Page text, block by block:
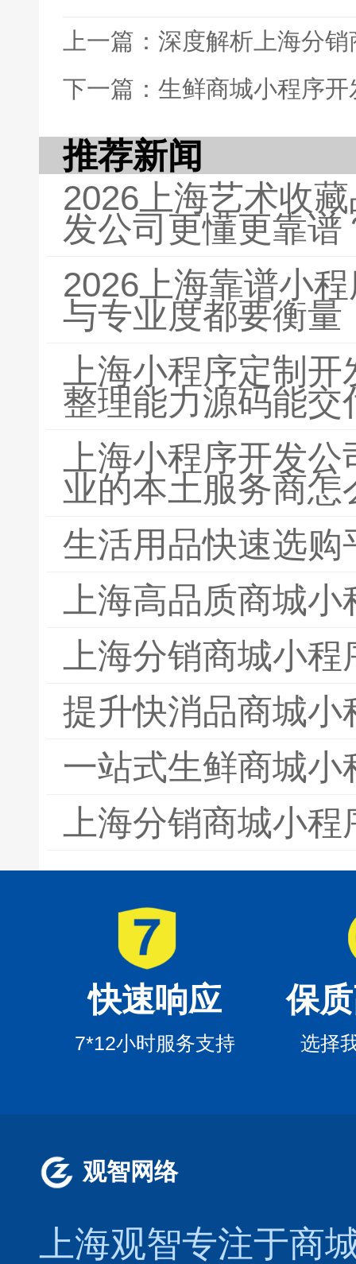
上一篇：深度解析上海分
下一篇：生鲜商城小程序
推荐新闻
2026上海艺术收
发公司更懂更靠谱
2026上海靠谱小
与专业度都要衡量
上海小程序定制
整理能力源码能交
上海小程序开发
业的本土服务商怎
生活用品快速选购
上海高品质商城
上海分销商城小
提升快消品商城
一站式生鲜商城小
上海分销商城小
快速响应
7*12小时服务支持
保
选择
观智网络
上海观智专注于商